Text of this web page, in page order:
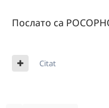
Послато са
Citat